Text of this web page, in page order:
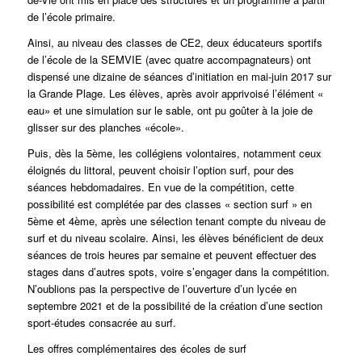
de l’école primaire.
Ainsi, au niveau des classes de CE2, deux éducateurs sportifs
de l’école de la SEMVIE (avec quatre accompagnateurs) ont
dispensé une dizaine de séances d’initiation en mai-juin 2017 sur
la Grande Plage. Les élèves, après avoir apprivoisé l’élément «
eau» et une simulation sur le sable, ont pu goûter à la joie de
glisser sur des planches «école».
Puis, dès la 5ème, les collégiens volontaires, notamment ceux
éloignés du littoral, peuvent choisir l’option surf, pour des
séances hebdomadaires. En vue de la compétition, cette
possibilité est complétée par des classes « section surf » en
5ème et 4ème, après une sélection tenant compte du niveau de
surf et du niveau scolaire. Ainsi, les élèves bénéficient de deux
séances de trois heures par semaine et peuvent effectuer des
stages dans d’autres spots, voire s’engager dans la compétition.
N’oublions pas la perspective de l’ouverture d’un lycée en
septembre 2021 et de la possibilité de la création d’une section
sport-études consacrée au surf.
Les offres complémentaires des écoles de surf